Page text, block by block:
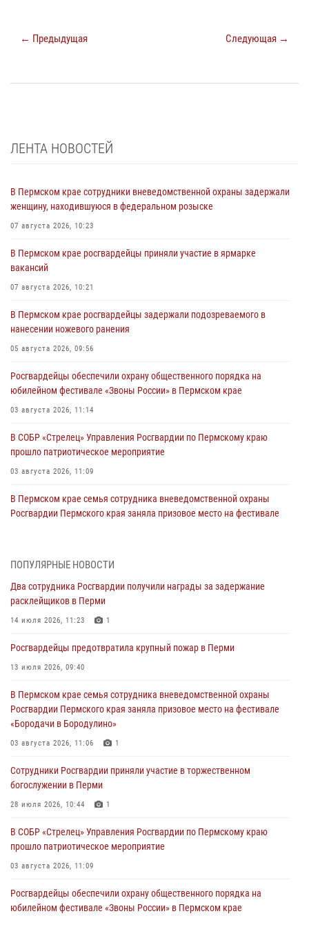
← Предыдущая Следующая →
ЛЕНТА НОВОСТЕЙ
В Пермском крае сотрудники вневедомственной охраны задержали
женщину, находившуюся в федеральном розыске
07 августа 2026, 10:23
В Пермском крае росгвардейцы приняли участие в ярмарке
вакансий
07 августа 2026, 10:21
В Пермском крае росгвардейцы задержали подозреваемого в
нанесении ножевого ранения
05 августа 2026, 09:56
Росгвардейцы обеспечили охрану общественного порядка на
юбилейном фестивале «Звоны России» в Пермском крае
03 августа 2026, 11:14
В СОБР «Стрелец» Управления Росгвардии по Пермскому краю
прошло патриотическое мероприятие
03 августа 2026, 11:09
В Пермском крае семья сотрудника вневедомственной охраны
Росгвардии Пермского края заняла призовое место на фестивале
юных спортсменов
03 августа 2026, 10:59
30 июля 2026, 05:19
богослужении в Перми
28 июля 2026, 10:44
Росгвардейцы оказали силовую поддержку при задержании
28 июля 2026, 06:15
ПОПУЛЯРНЫЕ НОВОСТИ
Два сотрудника Росгвардии получили награды за задержание
расклейщиков в Перми
14 июля 2026, 11:23 1
Росгвардейцы предотвратила крупный пожар в Перми
13 июля 2026, 09:40
В Пермском крае семья сотрудника вневедомственной охраны
Росгвардии Пермского края заняла призовое место на фестивале
«Бородачи в Бородулино»
03 августа 2026, 11:06 1
Сотрудники Росгвардии приняли участие в торжественном
богослужении в Перми
28 июля 2026, 10:44 1
В СОБР «Стрелец» Управления Росгвардии по Пермскому краю
прошло патриотическое мероприятие
03 августа 2026, 11:09
Росгвардейцы обеспечили охрану общественного порядка на
юбилейном фестивале «Звоны России» в Пермском крае